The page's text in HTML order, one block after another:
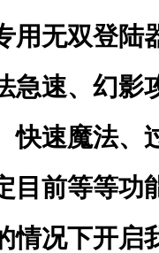
用无双登陆
急速、幻影
快速魔法、
目前等等功
情况下开启